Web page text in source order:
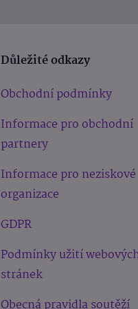
Důležité odkazy
Obchodní podmínky
Informace pro obchodní
partnery
Informace pro neziskové
organizace
GDPR
Podmínky užití
stránek
Obecná pravidla soutěží